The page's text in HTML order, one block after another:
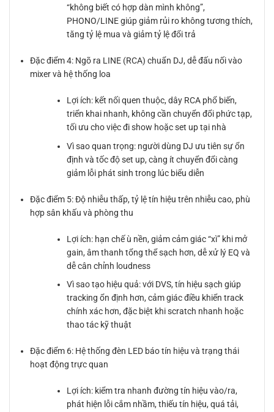
“không biết có hợp dàn mình không”,
PHONO/LINE giúp giảm rủi ro không tương thích,
tăng tỷ lệ mua và giảm tỷ lệ đổi trả
Đặc điểm 4: Ngõ ra LINE (RCA) chuẩn DJ, dễ đấu nối vào
mixer và hệ thống loa
Lợi ích: kết nối quen thuộc, dây RCA phổ biến,
triển khai nhanh, không cần chuyển đổi phức tạp,
tối ưu cho việc đi show hoặc set up tại nhà
Vì sao quan trọng: người dùng DJ ưu tiên sự ổn
định và tốc độ set up, càng ít chuyển đổi càng
giảm lỗi phát sinh trong lúc biểu diễn
Đặc điểm 5: Độ nhiễu thấp, tỷ lệ tín hiệu trên nhiễu cao, phù
hợp sân khấu và phòng thu
Lợi ích: hạn chế ù nền, giảm cảm giác “xì” khi mở
gain, âm thanh tổng thể sạch hơn, dễ xử lý EQ và
dễ cân chỉnh loudness
Vì sao tạo hiệu quả: với DVS, tín hiệu sạch giúp
tracking ổn định hơn, cảm giác điều khiển track
chính xác hơn, đặc biệt khi scratch nhanh hoặc
thao tác kỹ thuật
Đặc điểm 6: Hệ thống đèn LED báo tín hiệu và trạng thái
hoạt động trực quan
Lợi ích: kiểm tra nhanh đường tín hiệu vào/ra,
phát hiện lỗi cắm nhầm, thiếu tín hiệu, quá tải,